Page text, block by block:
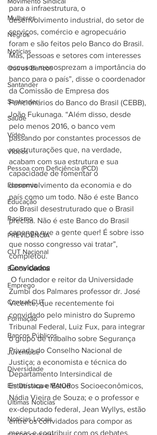
Mulheres
Negros
Notícias
Outros Bancos
Santander
Santander
Saúde
Vídeo
Vídeos
Pessoa com Deficiência (PCD)
Economia
Educação
Racismo
PREVIDÊNCIA
CUT Nacional
Banco Central
Emprego
Contraf-CUT
Formação
Bancos Públicos
Juventude
Diversidade
Em Destaque MAIOR
Últimas Notícias
Notícias Locais
para a infraestrutura, o
desenvolvimento industrial, do setor de
serviços, comércio e agropecuário
foram e são feitos pelo Banco do Brasil.
Mas, pessoas e setores com interesses
escusos menosprezam a importância do
banco para o país”, disse o coordenador
da Comissão de Empresa dos
Funcionários do Banco do Brasil (CEBB),
João Fukunaga. “Além disso, desde
pelo menos 2016, o banco vem
passando por constantes processos de
reestruturações que, na verdade,
acabam com sua estrutura e sua
capacidade de fomentar o
desenvolvimento da economia e do
país como um todo. Não é este Banco
do Brasil desestruturado que o Brasil
precisa. Não é este Banco do Brasil
capenga que a gente quer! É sobre isso
que nosso congresso vai tratar”,
completou.
Convidados
Zumbi dos Palmares professor dr. José
Vicente, que recentemente foi
convidado pelo ministro do Supremo
Tribunal Federal, Luiz Fux, para integrar
o grupo de trabalho sobre Segurança
Privada do Conselho Nacional de
Justiça; a economista e técnica do
Departamento Intersindical de
Estatística e Estudos Socioeconômicos,
Nádia Vieira de Souza; e o professor e
ex-deputado federal, Jean Wyllys, estão
entre os convidados para compor as
mesas e contribuir com os debates.